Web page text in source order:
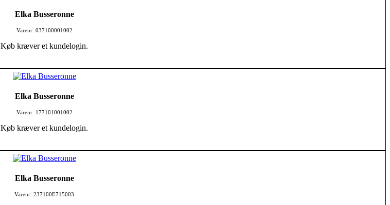
Elka Busseronne
Varenr: 037100001002
Køb kræver et kundelogin.
Elka Busseronne
Varenr: 177101001002
Køb kræver et kundelogin.
Elka Busseronne
Varenr: 237100E715003